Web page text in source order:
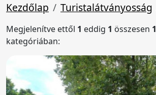
Kezdőlap Turistalátványosság
Megjelenítve ettől 1 eddig 1 összesen 1
kategóriában: